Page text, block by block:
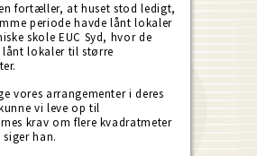
fortæller, at huset stod ledigt,
periode havde lånt lokaler
skole EUC Syd, hvor de
lokaler til større
vores arrangementer i deres
vi leve op til
krav om flere kvadratmeter
han.